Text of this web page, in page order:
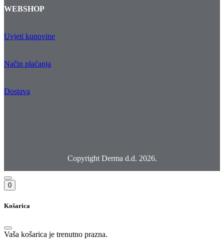
WEBSHOP
Uvjeti kupovine
Način plaćanja
Dostava
Copyright Derma d.d. 2026.
0
Košarica
Vaša košarica je trenutno prazna.